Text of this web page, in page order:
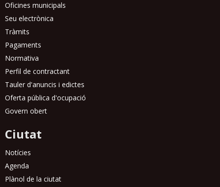
Oficines municipals
Seu electrònica
Tràmits
Pagaments
Normativa
Perfil de contractant
Tauler d'anuncis i edictes
Oferta pública d'ocupació
Govern obert
Ciutat
Notícies
Agenda
Plànol de la ciutat